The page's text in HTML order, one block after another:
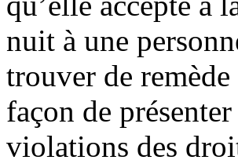
nuit à une
trouver de
façon de
violations des